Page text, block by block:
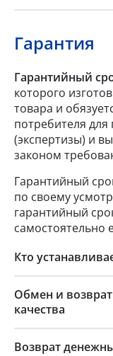
Гарантия
Гарантийный
которого
товара и
потребителя
(экспертизы) и
законом
Гарантийный
по своему
гарантийный
самостоятельно
Кто
Обмен и
качества
Возврат